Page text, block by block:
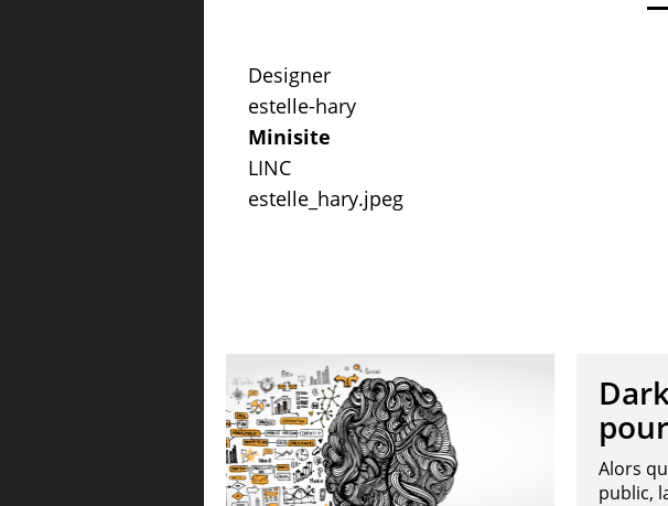
Designer
estelle-hary
Minisite
LINC
estelle_hary.jpeg
Alors
public,